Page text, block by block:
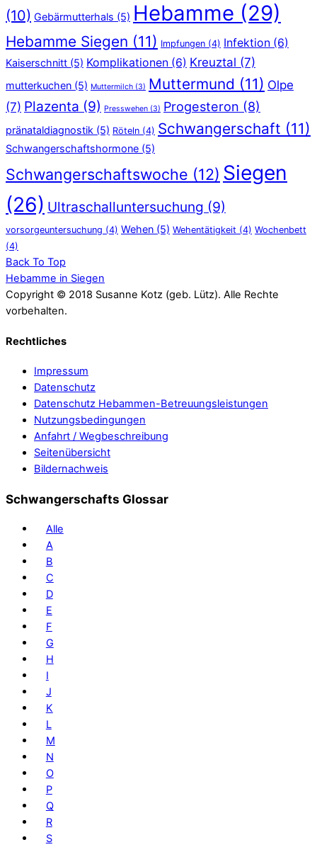
(10) Gebärmutterhals (5) Hebamme (29)
Hebamme Siegen (11) Impfungen (4) Infektion (6)
Kaiserschnitt (5) Komplikationen (6) Kreuztal (7)
mutterkuchen (5) Muttermilch (3) Muttermund (11) Olpe
(7) Plazenta (9) Presswehen (3) Progesteron (8)
pränataldiagnostik (5) Röteln (4) Schwangerschaft (11)
Schwangerschaftshormone (5)
Schwangerschaftswoche (12) Siegen
(26) Ultraschalluntersuchung (9)
vorsorgeuntersuchung (4) Wehen (5) Wehentätigkeit (4) Wochenbett
(4)
Back To Top
Hebamme in Siegen
Copyright © 2018 Susanne Kotz (geb. Lütz). Alle Rechte
vorbehalten.
Rechtliches
Impressum
Datenschutz
Datenschutz Hebammen-Betreuungsleistungen
Nutzungsbedingungen
Anfahrt / Wegbeschreibung
Seitenübersicht
Bildernachweis
Schwangerschafts Glossar
Alle
A
B
C
D
E
F
G
H
I
J
K
L
M
N
O
P
Q
R
S